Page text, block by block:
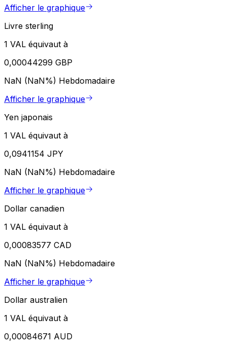
Afficher le graphique
Livre sterling
1 VAL équivaut à
0,00044299 GBP
NaN (NaN%) Hebdomadaire
Afficher le graphique
Yen japonais
1 VAL équivaut à
0,0941154 JPY
NaN (NaN%) Hebdomadaire
Afficher le graphique
Dollar canadien
1 VAL équivaut à
0,00083577 CAD
NaN (NaN%) Hebdomadaire
Afficher le graphique
Dollar australien
1 VAL équivaut à
0,00084671 AUD